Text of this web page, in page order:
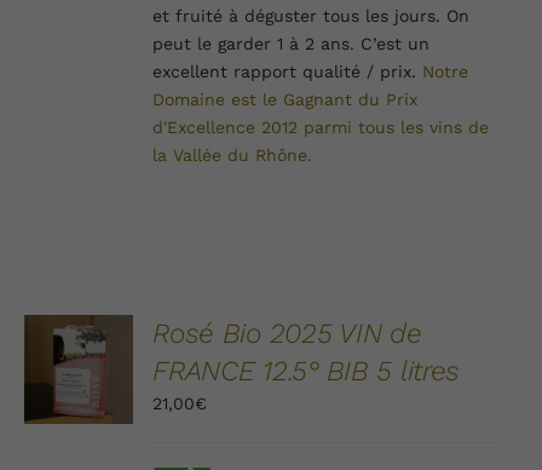
et fruité à déguster tous les jours. On
peut le garder 1 à 2 ans. C’est un
excellent rapport qualité / prix. Notre
Domaine est le Gagnant du Prix
d'Excellence 2012 parmi tous les vins de
la Vallée du Rhône.
AJOUTER
AU
PANIER
DÉTAILS
Rosé Bio 2025 VIN de
FRANCE 12.5° BIB 5 litres
21,00€